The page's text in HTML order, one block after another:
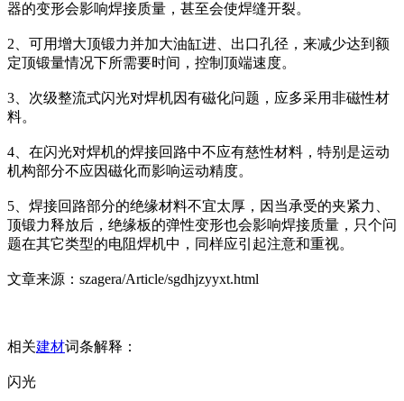
器的变形会影响焊接质量，甚至会使焊缝开裂。
2、可用增大顶锻力并加大油缸进、出口孔径，来减少达到额
定顶锻量情况下所需要时间，控制顶端速度。
3、次级整流式闪光对焊机因有磁化问题，应多采用非磁性材
料。
4、在闪光对焊机的焊接回路中不应有慈性材料，特别是运动
机构部分不应因磁化而影响运动精度。
5、焊接回路部分的绝缘材料不宜太厚，因当承受的夹紧力、
顶锻力释放后，绝缘板的弹性变形也会影响焊接质量，只个问
题在其它类型的电阻焊机中，同样应引起注意和重视。
文章来源：szagera/Article/sgdhjzyyxt.html
相关建材词条解释：
闪光